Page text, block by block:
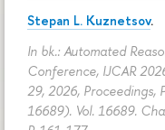
Stepan L. Kuznetsov.
In bk.: Automated
Conference, IJCAR
29, 2026, Proceedings,
16689). Vol. 16689.